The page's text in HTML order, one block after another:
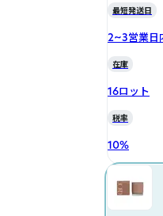
最短発送日
2~3営業日
在庫
16ロット
税率
10%